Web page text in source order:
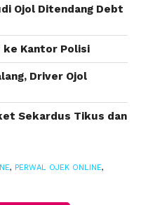
solusi,”
di
(24/8).
kini sudah menjadi
sampai masyarakat
yang dibuat oleh
tersebut,”
Ojol Ditendang Debt
Kantor Polisi
Driver Ojol
Sekardus Tikus dan
, PERWAL OJEK ONLINE,